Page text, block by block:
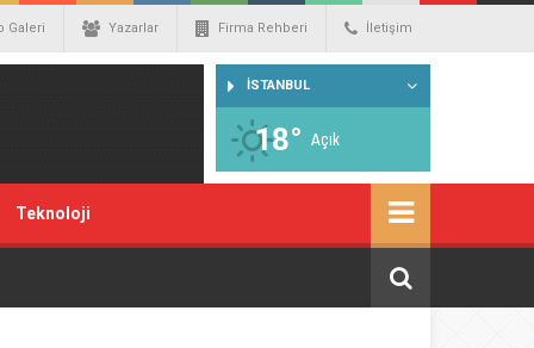
Galeri Yazarlar Firma Rehberi İletişim
İSTANBUL
18° Açık
Teknoloji